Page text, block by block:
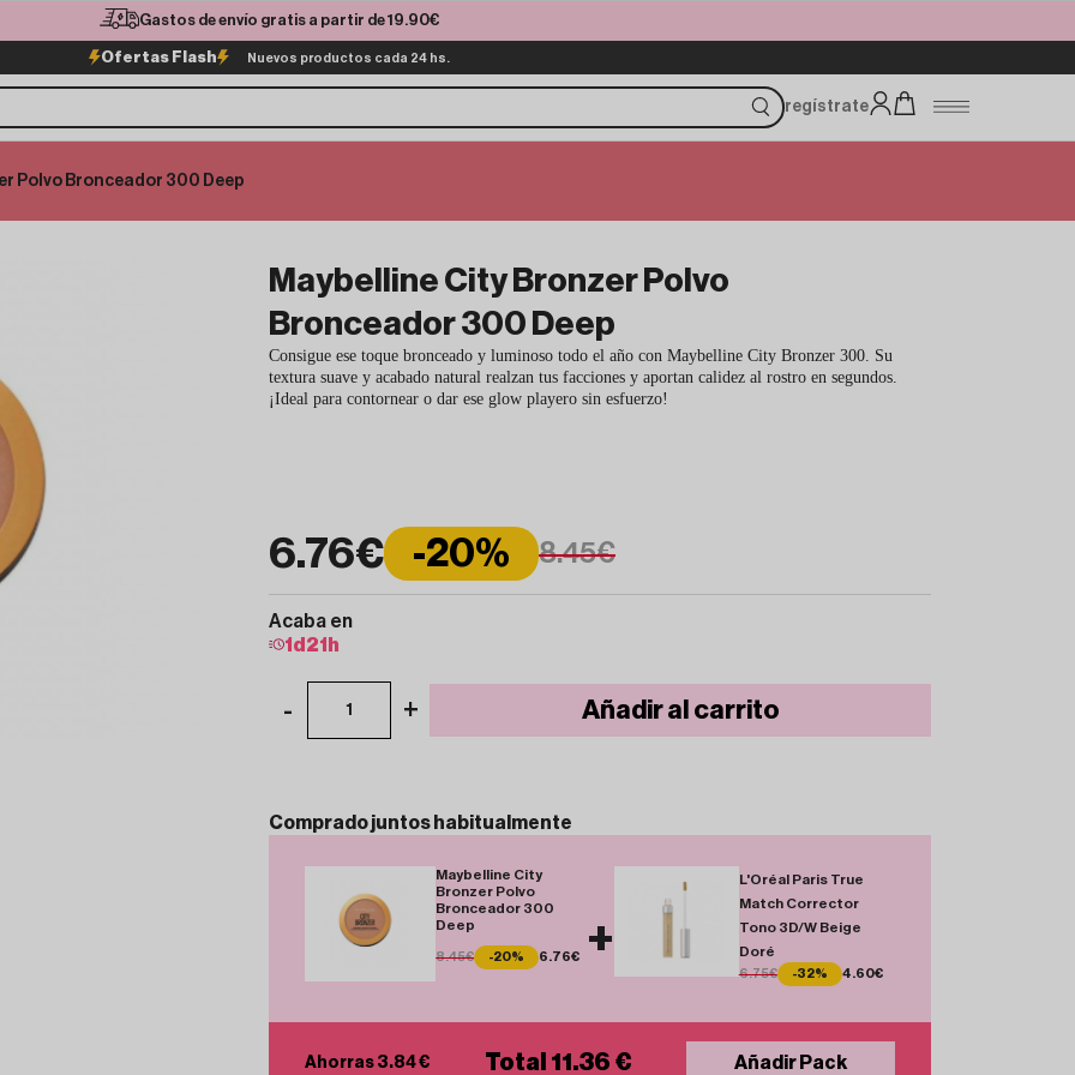
Gastos de envío gratis a partir de 19.90€
Ofertas Flash Nuevos productos cada 24 hs.
regístrate
Polvo Bronceador 300 Deep
Maybelline City Bronzer Polvo
Bronceador 300 Deep
Consigue ese toque bronceado y luminoso todo el año con Maybelline City Bronzer 300. Su
textura suave y acabado natural realzan tus facciones y aportan calidez al rostro en segundos.
¡Ideal para contornear o dar ese glow playero sin esfuerzo!
6.76€ -20% 8.45€
Acaba en
1 d 21 h
- 1 + Añadir al carrito
Compradojuntos habitualmente
Maybelline City
Bronzer Polvo
Bronceador 300
Deep
8.45€ -20% 6.76€ +
L'Oréal Paris True
Match Corrector
Tono 3D/W Beige
Doré
6.75€ -32% 4.60€
Ahorras 3.84 € Total 11.36 € Añadir Pack